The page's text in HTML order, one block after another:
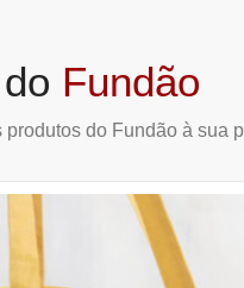
Fundão
do Fundão à sua